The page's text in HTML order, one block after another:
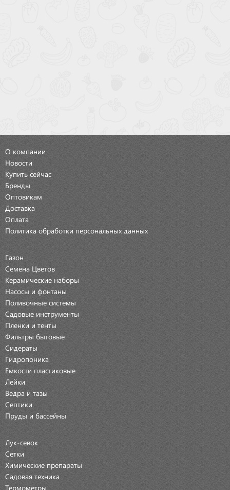
О компании
Новости
Купить сейчас
Бренды
Оптовикам
Доставка
Оплата
Политика обработки персональных данных
Газон
Семена Цветов
Керамические наборы
Насосы и фонтаны
Поливочные системы
Садовые инструменты
Пленки и тенты
Фильтры бытовые
Сидераты
Гидропоника
Емкости пластиковые
Лейки
Ведра и тазы
Септики
Пруды и бассейны
Лук-севок
Сетки
Химические препараты
Садовая техника
Термометры